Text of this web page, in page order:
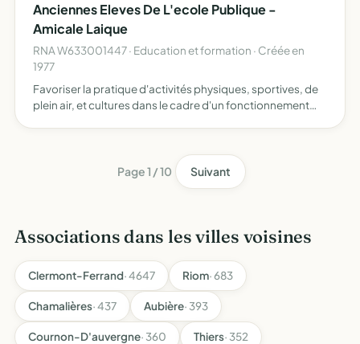
Anciennes Eleves De L'ecole Publique -
Amicale Laique
RNA W633001447 · Education et formation · Créée en
1977
Favoriser la pratique d'activités physiques, sportives, de
plein air, et cultures dans le cadre d'un fonctionnement
Page 1 / 10 Suivant
Associations dans les villes voisines
Clermont-Ferrand· 4647 Riom· 683
Chamalières· 437 Aubière· 393
Cournon-D'auvergne· 360 Thiers· 352